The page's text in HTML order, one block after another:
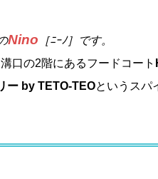
Nino ［ﾆｰﾉ］です。
口の2階にあるフードコート
ー by TETO-TEOというスパ